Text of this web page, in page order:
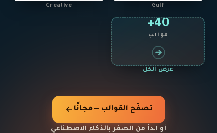
Gulf
Creative
40+
قوالب
عرض الكل
تصفّح القوالب — مجانًا
أو ابدأ من الصفر بالذكاء الاصطناعي